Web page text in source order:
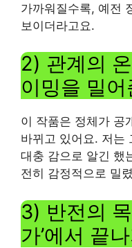
가까워질수록, 예전
보이더라고요.
2) 관계의
이밍을 밀
이 작품은 정체가 공
바뀌고 있어요. 저는
대충 감으로 알긴 했
전히 감정적으로 밀
3) 반전의
가’에서 끝